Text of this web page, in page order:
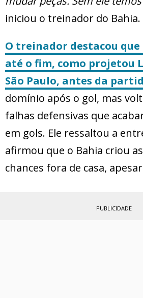
iniciou o treinador do Bahia.
O treinador destacou
até o fim, como projetou
São Paulo, antes da
domínio após o gol, mas
falhas defensivas que
em gols. Ele ressaltou a
afirmou que o Bahia criou
chances fora de casa,
PUBLICIDADE